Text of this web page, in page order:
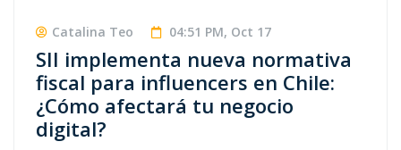
Catalina Teo 04:51 PM, Oct 17
SII implementa nueva normativa
fiscal para influencers en Chile:
¿Cómo afectará tu negocio
digital?